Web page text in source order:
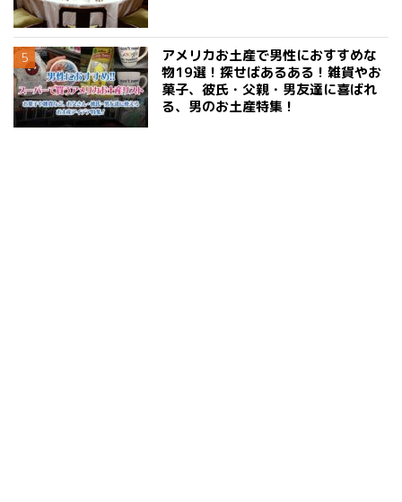
アメリカお土産で男性におすすめな
物19選！探せばあるある！雑貨やお
菓子、彼氏・父親・男友達に喜ばれ
る、男のお土産特集！